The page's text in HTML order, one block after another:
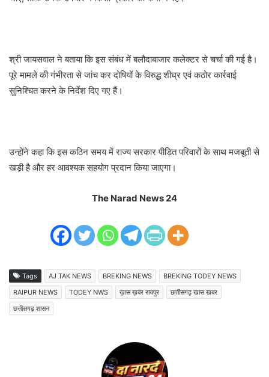
श्री जायसवाल ने बताया कि इस संबंध में बलौदाबाजार कलेक्टर से चर्चा की गई है।
पूरे मामले की गंभीरता से जांच कर दोषियों के विरुद्ध शीघ्र एवं कठोर कार्रवाई
सुनिश्चित करने के निर्देश दिए गए हैं।
उन्होंने कहा कि इस कठिन समय में राज्य सरकार पीड़ित परिवारों के साथ मजबूती से
खड़ी है और हर आवश्यक सहयोग प्रदान किया जाएगा।
The Narad News 24
Tags AJ TAK NEWS BREKING NEWS
BREKING TODEY NEWS
RAIPUR NEWS
TODEY NWS ख़ास ख़बर रायपुर
छत्तीसगढ़ खास खबर
छत्तीसगढ़ शासन